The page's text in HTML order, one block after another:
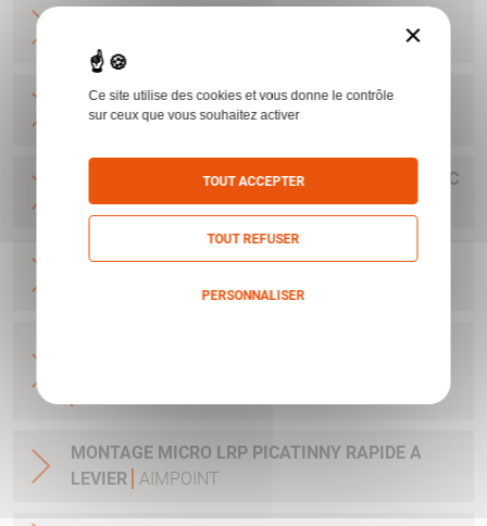
ENSEMBLE CONVERSION A LEVIER MONTAGE
BASE MICRO POUR RAIL 11 MM AVEC CLEF ET
VIS H1&H2&ACRO AIMPOINT
BASE POUR H1&H2&ACRO&MICRO SAFARI AVEC
CLEF ET VIS AIMPOINT
BASE MICRO BLASER R93 ET AUTRES - AVEC
AIMPOINT
MONTAGE MICRO LRP PICATINNY RAPIDE A
LEVIER AIMPOINT
×
Ce site utilise des cookies et vous donne le contrôle
sur ceux que vous souhaitez activer
TOUT ACCEPTER
TOUT REFUSER
PERSONNALISER